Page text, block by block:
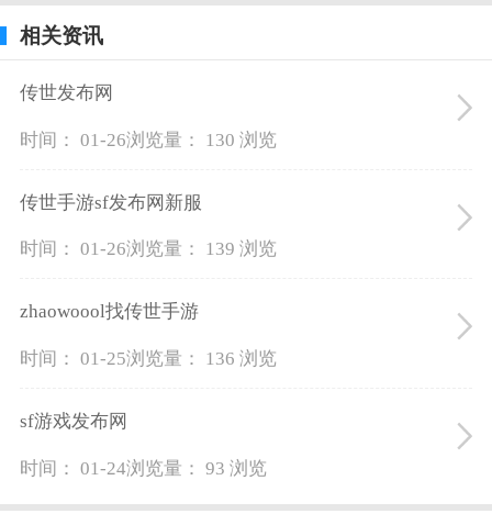
相关资讯
传世发布网
时间： 01-26浏览量： 130 浏览
传世手游sf发布网新服
时间： 01-26浏览量： 139 浏览
zhaowoool找传世手游
时间： 01-25浏览量： 136 浏览
sf游戏发布网
时间： 01-24浏览量： 93 浏览